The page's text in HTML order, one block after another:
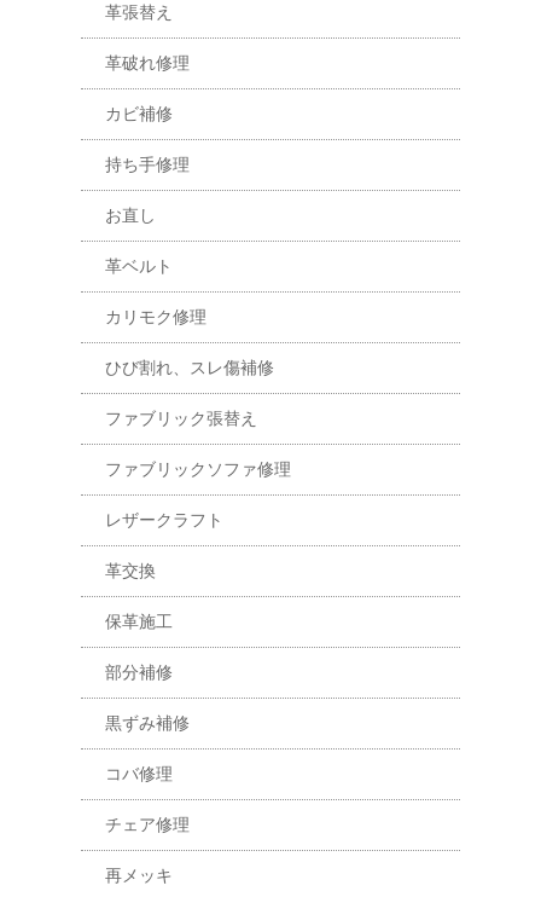
革張替え
革破れ修理
カビ補修
持ち手修理
お直し
革ベルト
カリモク修理
ひび割れ、スレ傷補修
ファブリック張替え
ファブリックソファ修理
レザークラフト
革交換
保革施工
部分補修
黒ずみ補修
コバ修理
チェア修理
再メッキ